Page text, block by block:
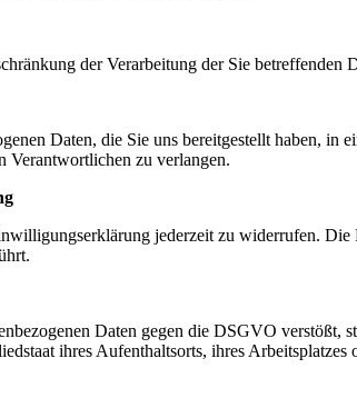
der Verarbeitung der Sie betreffenden
Daten, die Sie uns bereitgestellt haben, in
Verantwortlichen zu verlangen.
jederzeit zu widerrufen.
Daten gegen die DSGVO verstößt,
ihres Aufenthaltsorts, ihres Arbeitsplatzes